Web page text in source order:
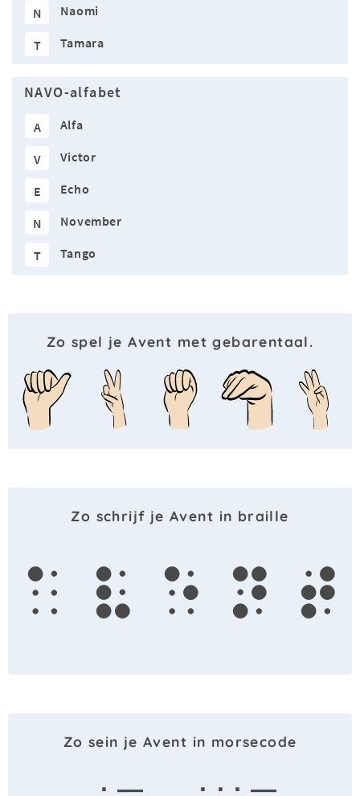
N Naomi
T Tamara
NAVO-alfabet
A Alfa
V Victor
E Echo
N November
T Tango
Zo spel je Avent met gebarentaal.
Zo schrijf je Avent in braille
a v e n t
Zo sein je Avent in morsecode
· —
· · · —